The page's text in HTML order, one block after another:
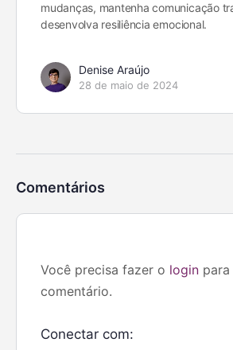
mudanças, mantenha comunicação
desenvolva resiliência emocional.
Denise Araújo
28 de maio de 2024
Comentários
Você precisa fazer o login
comentário.
Conectar com: